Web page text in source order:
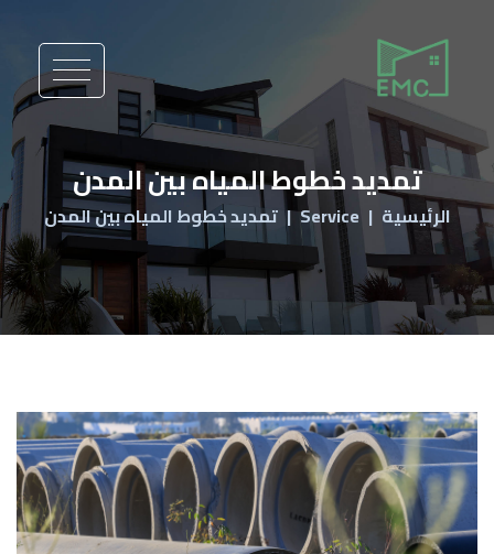
تمديد خطوط المياه بين المدن
الرئيسية Service تمديد خطوط المياه بين المدن